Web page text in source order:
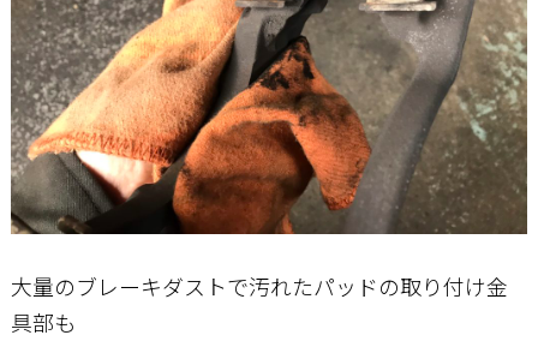
大量のブレーキダストで汚れたパッドの取り付け金
具部も